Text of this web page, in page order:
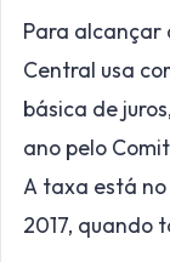
Para alcançar
Central usa
básica de
ano pelo
A taxa está
2017, quando